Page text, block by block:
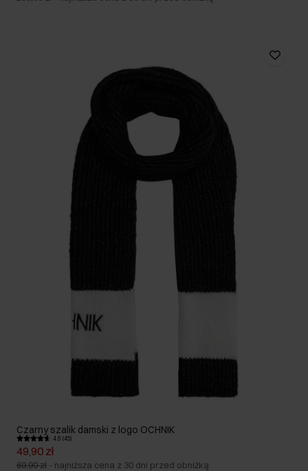
Czarny szalik damski z logo OCHNIK
4.6 (45)
49,90 zł
69,90 zł - najniższa cena z 30 dni przed obniżką